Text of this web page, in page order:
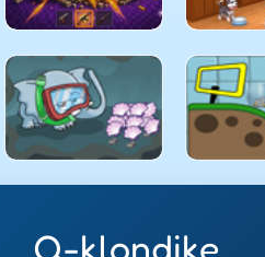
Q-klondike